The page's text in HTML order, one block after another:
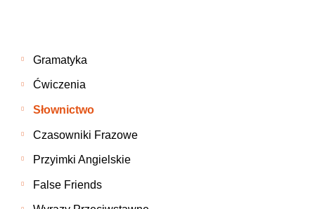
Gramatyka
Ćwiczenia
Słownictwo
Czasowniki Frazowe
Przyimki Angielskie
False Friends